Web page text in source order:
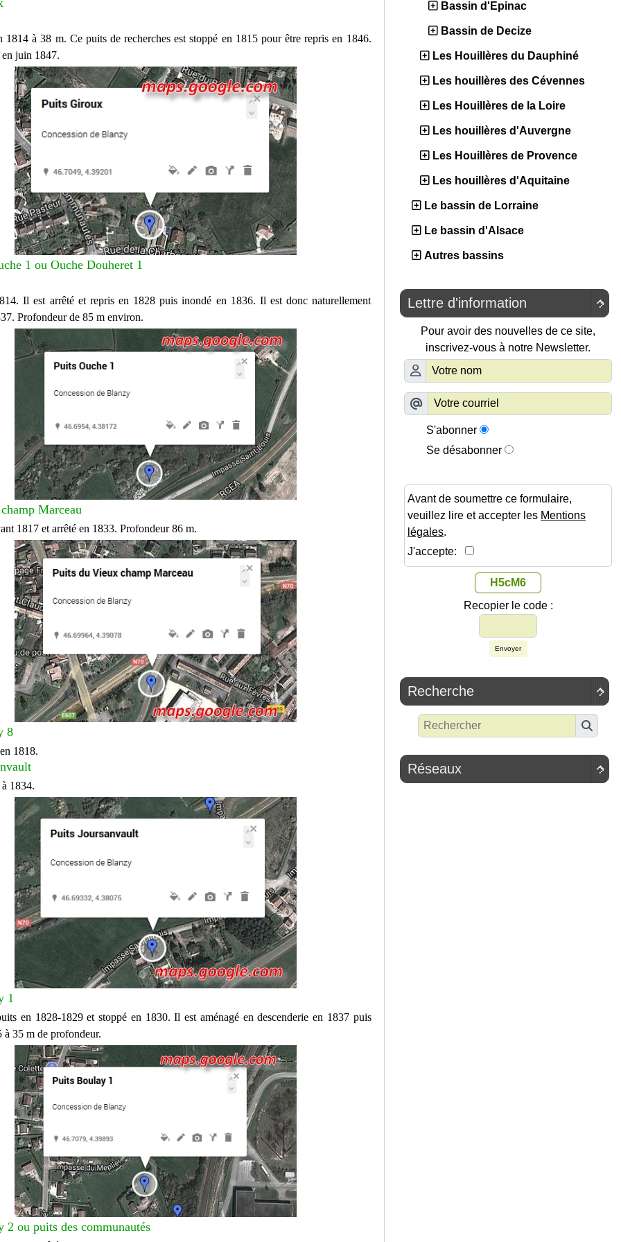
1814 à 38 m. Ce puits de recherches est stoppé en 1815 pour être repris en 1846.
juin 1847.
1 ou Ouche Douheret 1
Il est arrêté et repris en 1828 puis inondé en 1836. Il est donc naturellement
Profondeur de 85 m environ.
Marceau
1817 et arrêté en 1833. Profondeur 86 m.
8
1818.
1834.
1
en 1828-1829 et stoppé en 1830. Il est aménagé en descenderie en 1837 puis
à 35 m de profondeur.
2 ou puits des communautés
Bassin d'Epinac
Bassin de Decize
Les Houillères du Dauphiné
Les houillères des Cévennes
Les Houillères de la Loire
Les houillères d'Auvergne
Les Houillères de Provence
Les houillères d'Aquitaine
Le bassin de Lorraine
Le bassin d'Alsace
Autres bassins

Lettre d'information
Pour avoir des nouvelles de ce site,
inscrivez-vous à notre Newsletter.
S'abonner
Se désabonner
Avant de soumettre ce formulaire,
veuillez lire et accepter les Mentions
légales.
J'accepte:
H5cM6
Recopier le code :
Envoyer

Recherche

Réseaux